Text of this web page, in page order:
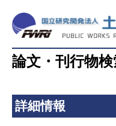
論文・刊行物検
詳細情報